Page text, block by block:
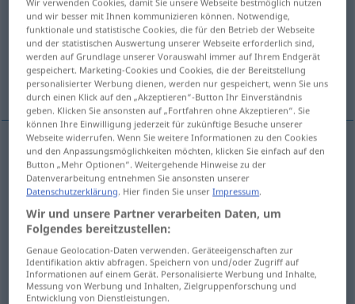
Übersicht aller Übersetzungen
(Für mehr Details die Übersetzung anklicken/antippen)
adición, suplemento, añadidura, aditivo
adiciónf ZusatzVorgang, Ergebnis
Zusatz Vorgang, Ergebnis
suplemento
aditivom Zusatz(≈ Lebensmittelzusatz)
und wir besser mit Ihnen kommunizieren können. Notwendige,
funktionale und statistische Cookies, die für den Betrieb der Webseite
und der statistischen Auswertung unserer Webseite erforderlich sind,
werden auf Grundlage unserer Vorauswahl immer auf Ihrem Endgerät
gespeichert. Marketing-Cookies und Cookies, die der Bereitstellung
personalisierter Werbung dienen, werden nur gespeichert, wenn Sie uns
durch einen Klick auf den „Akzeptieren“-Button Ihr Einverständnis
geben. Klicken Sie ansonsten auf „Fortfahren ohne Akzeptieren“. Sie
können Ihre Einwilligung jederzeit für zukünftige Besuche unserer
Webseite widerrufen. Wenn Sie weitere Informationen zu den Cookies
und den Anpassungsmöglichkeiten möchten, klicken Sie einfach auf den
Button „Mehr Optionen“. Weitergehende Hinweise zu der
Datenverarbeitung entnehmen Sie ansonsten unserer
Datenschutzerklärung . Hier finden Sie unserImpressum
Wir und unsere Partner verarbeiten Daten, um
Folgendes bereitzustellen:
Genaue Geolocation-Daten verwenden. Geräteeigenschaften zur
Identifikation aktiv abfragen. Speichern von und/oder Zugriff auf
Informationen auf einem Gerät. Personalisierte Werbung und Inhalte,
Messung von Werbung und Inhalten, Zielgruppenforschung und
Entwicklung von Dienstleistungen.